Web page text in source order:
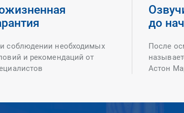
соблюдении необходимых
и рекомендаций от
до
После
Астон